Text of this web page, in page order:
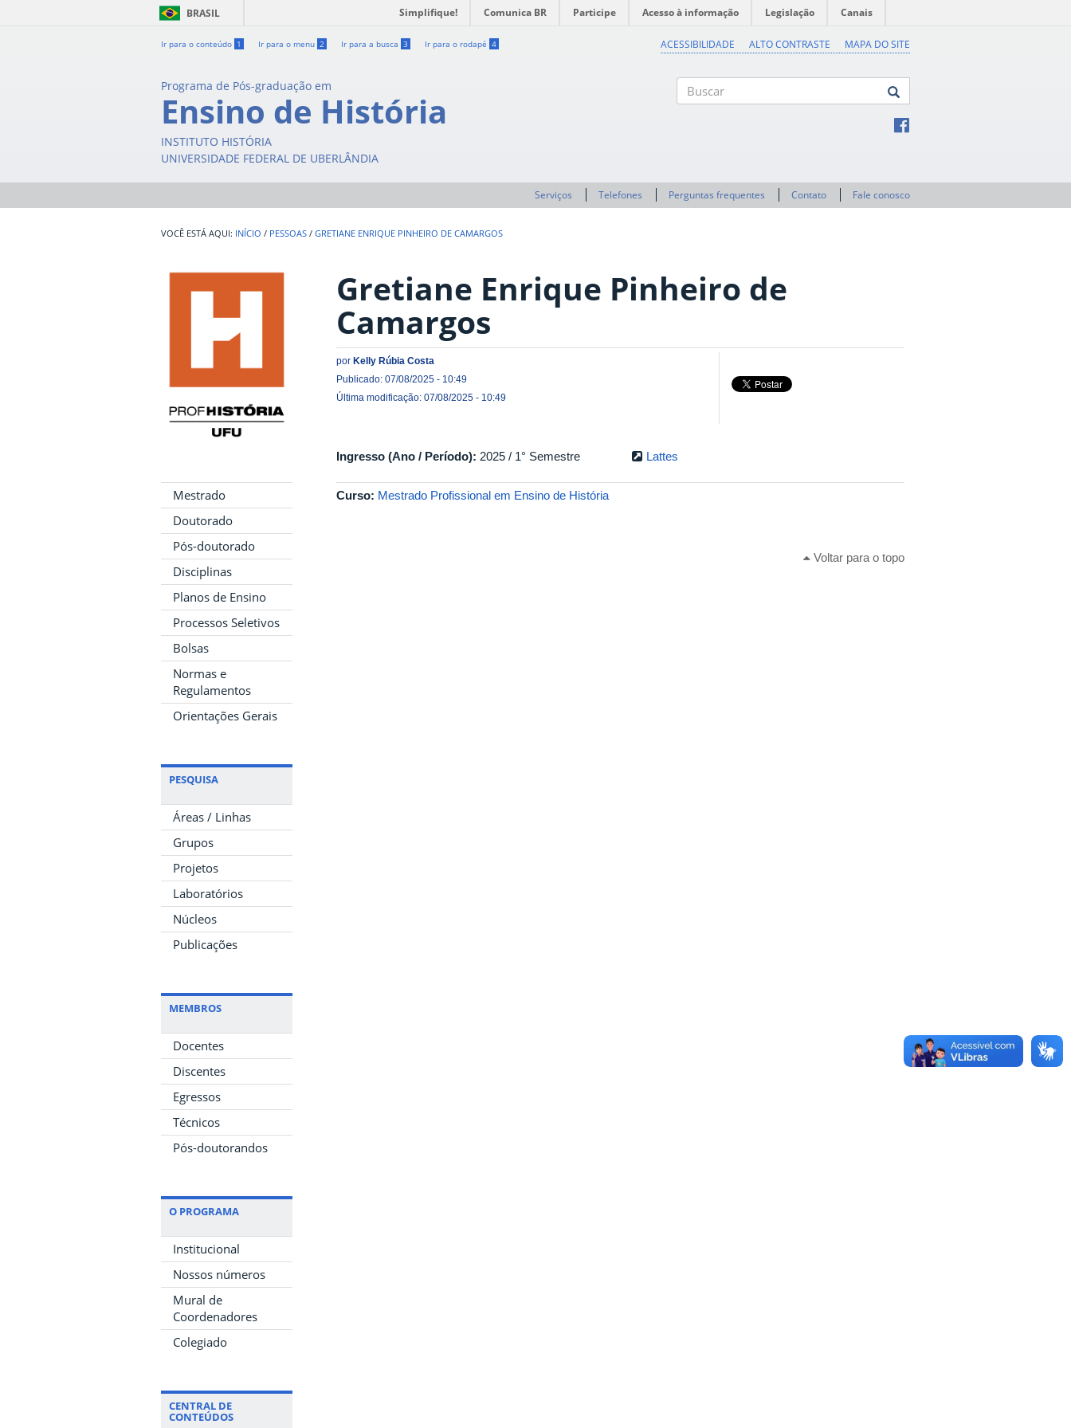
BRASIL Simplifique! Comunica BR Participe Acesso à informação Legislação Canais
Ir para o conteúdo 1 Ir para o menu 2 Ir para a busca 3 Ir para o rodapé 4 ACESSIBILIDADE ALTO CONTRASTE MAPA DO SITE
Programa de Pós-graduação em
Ensino de História
INSTITUTO HISTÓRIA
UNIVERSIDADE FEDERAL DE UBERLÂNDIA
Serviços Telefones Perguntas frequentes Contato Fale conosco
INÍCIO / PESSOAS / GRETIANE ENRIQUE PINHEIRO DE CAMARGOS
Mestrado
Doutorado
Pós-doutorado
Disciplinas
Planos de Ensino
Processos Seletivos
Bolsas
Normas e
Regulamentos
Orientações Gerais
PESQUISA
Áreas / Linhas
Grupos
Projetos
Laboratórios
Núcleos
Publicações
MEMBROS
Docentes
Discentes
Egressos
Técnicos
Pós-doutorandos
O PROGRAMA
Institucional
Nossos números
Mural de
Coordenadores
Colegiado
CENTRAL DE
CONTEÚDOS
Gretiane Enrique Pinheiro de
Camargos
por Kelly Rúbia Costa
Publicado: 07/08/2025 - 10:49
Última modificação: 07/08/2025 - 10:49
Ingresso (Ano / Período): 2025 / 1° Semestre Lattes
Curso: Mestrado Profissional em Ensino de História
Voltar para o topo